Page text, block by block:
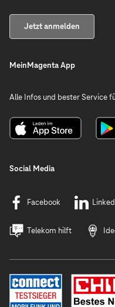
Jetzt anmelden
MeinMagenta App
Alle Infos und bester Service
Social Media
Facebook
Telekom hilft